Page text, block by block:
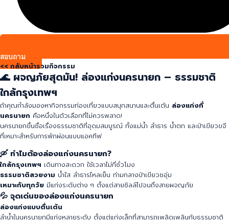
สอบถาม
<< กลับหน้ารวมกิจกรรม
🌊 ผจญภัยสุดมัน! ล่องแก่งนครนายก – ธรรมชาติ
ใกล้กรุงเทพฯ
ถ้าคุณกำลังมองหากิจกรรมท่องเที่ยวแบบสนุกสนานและตื่นเต้น ล่องแก่งที่
นครนายก คือหนึ่งในตัวเลือกที่ไม่ควรพลาด!
นครนายกขึ้นชื่อเรื่องธรรมชาติที่อุดมสมบูรณ์ ทั้งแม่น้ำ ลำธาร น้ำตก และป่าเขียวขจี
ที่เหมาะสำหรับการพักผ่อนแบบแอคทีฟ
🛶 ทำไมต้องล่องแก่งนครนายก?
ใกล้กรุงเทพฯ เดินทางสะดวก ใช้เวลาไม่กี่ชั่วโมง
ธรรมชาติสวยงาม น้ำใส ลำธารไหลเย็น ท่ามกลางป่าเขียวชอุ่ม
เหมาะกับทุกวัย มีแก่งระดับต่าง ๆ ตั้งแต่สายชิลล์ไปจนถึงสายผจญภัย
💦 จุดเด่นของล่องแก่งนครนายก
ล่องแก่งแบบตื่นเต้น
ลำน้ำในนครนายกมีแก่งหลายระดับ ตั้งแต่แก่งเล็กที่สามารถเพลิดเพลินกับธรรมชาติ